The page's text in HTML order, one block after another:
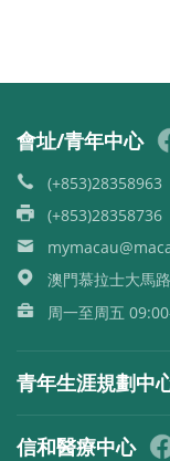
會址/青年中心
(+853)28358963
(+853)28358736
澳門慕拉士大馬
周一至周五
青年生涯規劃中
信和醫療中心